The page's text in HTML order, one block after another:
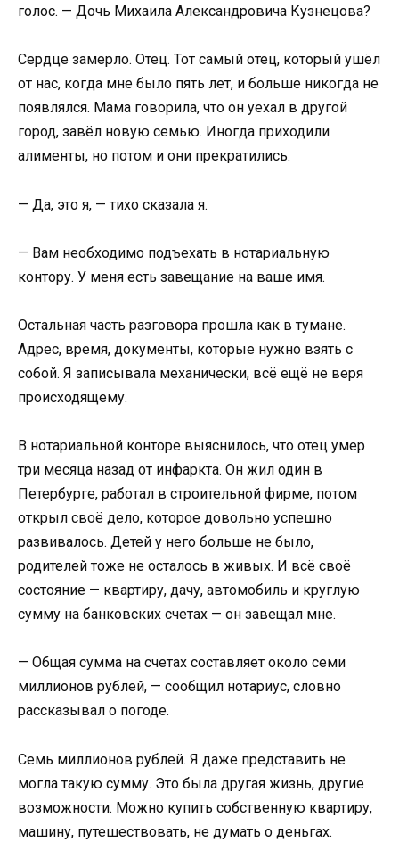
голос. — Дочь Михаила Александровича Кузнецова?
Сердце замерло. Отец. Тот самый отец, который ушёл
от нас, когда мне было пять лет, и больше никогда не
появлялся. Мама говорила, что он уехал в другой
город, завёл новую семью. Иногда приходили
алименты, но потом и они прекратились.
— Да, это я, — тихо сказала я.
— Вам необходимо подъехать в нотариальную
контору. У меня есть завещание на ваше имя.
Остальная часть разговора прошла как в тумане.
Адрес, время, документы, которые нужно взять с
собой. Я записывала механически, всё ещё не веря
происходящему.
В нотариальной конторе выяснилось, что отец умер
три месяца назад от инфаркта. Он жил один в
Петербурге, работал в строительной фирме, потом
открыл своё дело, которое довольно успешно
развивалось. Детей у него больше не было,
родителей тоже не осталось в живых. И всё своё
состояние — квартиру, дачу, автомобиль и круглую
сумму на банковских счетах — он завещал мне.
— Общая сумма на счетах составляет около семи
миллионов рублей, — сообщил нотариус, словно
рассказывал о погоде.
Семь миллионов рублей. Я даже представить не
могла такую сумму. Это была другая жизнь, другие
возможности. Можно купить собственную квартиру,
машину, путешествовать, не думать о деньгах.